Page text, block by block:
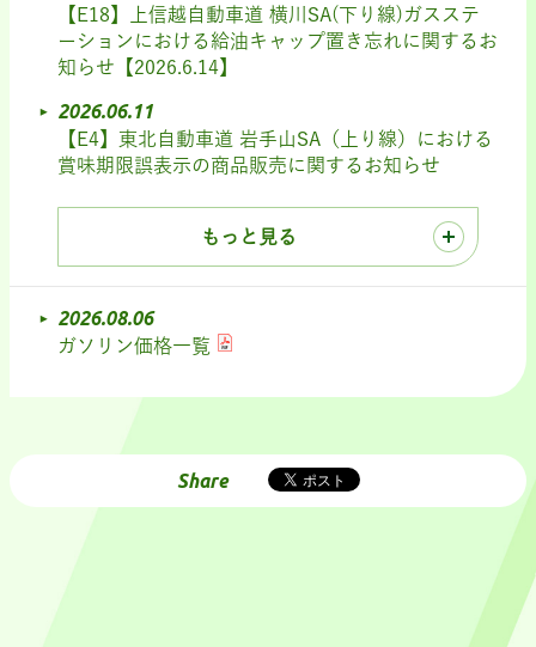
【E18】上信越自動車道 横川SA(下り線)ガスステ
ーションにおける給油キャップ置き忘れに関するお
知らせ【2026.6.14】
2026.06.11
【E4】東北自動車道 岩手山SA（上り線）における
賞味期限誤表示の商品販売に関するお知らせ
もっと見る
2026.08.06
ガソリン価格一覧
Share